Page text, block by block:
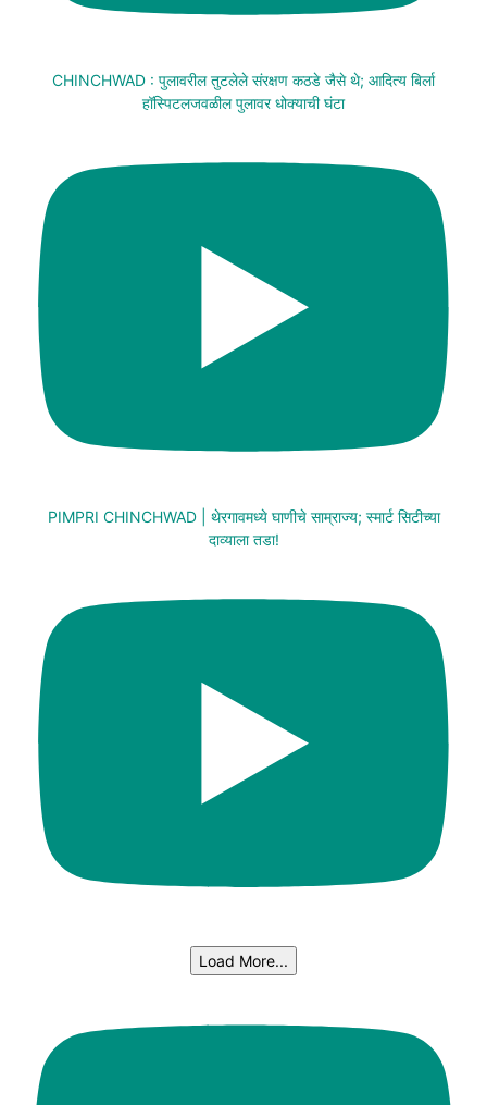
CHINCHWAD : पुलावरील तुटलेले संरक्षण कठडे जैसे थे; आदित्य बिर्ला
हॉस्पिटलजवळील पुलावर धोक्याची घंटा
PIMPRI CHINCHWAD | थेरगावमध्ये घाणीचे साम्राज्य; स्मार्ट सिटीच्या
दाव्याला तडा!
Load More...